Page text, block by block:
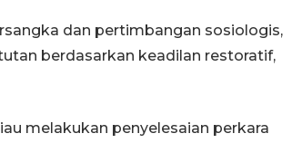
dan pertimbangan sosiologis,
berdasarkan keadilan restoratif,
melakukan penyelesaian perkara